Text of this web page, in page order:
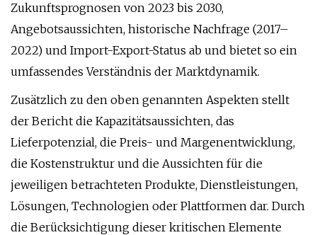
Zukunftsprognosen von 2023 bis 2030,
Angebotsaussichten, historische Nachfrage (2017–
2022) und Import-Export-Status ab und bietet so ein
umfassendes Verständnis der Marktdynamik.
Zusätzlich zu den oben genannten Aspekten stellt
der Bericht die Kapazitätsaussichten, das
Lieferpotenzial, die Preis- und Margenentwicklung,
die Kostenstruktur und die Aussichten für die
jeweiligen betrachteten Produkte, Dienstleistungen,
Lösungen, Technologien oder Plattformen dar. Durch
die Berücksichtigung dieser kritischen Elemente